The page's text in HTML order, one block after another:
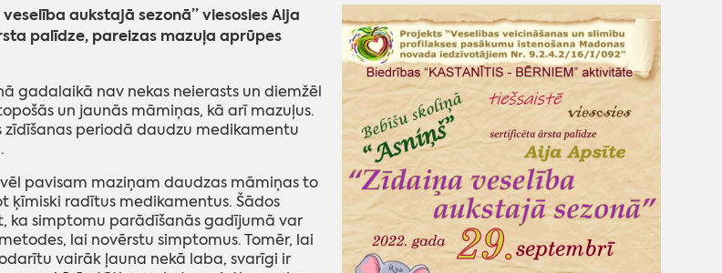
aukstajā sezonā” viesosies Aija
palīdze, pareizas mazuļa aprūpes
gadalaikā nav nekas neierasts un diemžēl
un jaunās māmiņas, kā arī mazuļus.
periodā daudzu medikamentu
pavisam maziņam daudzas māmiņas to
ķīmiski radītus medikamentus. Šādos
ka simptomu parādīšanās gadījumā var
lai novērstu simptomus. Tomēr, lai
vairāk ļauna nekā laba, svarīgi ir